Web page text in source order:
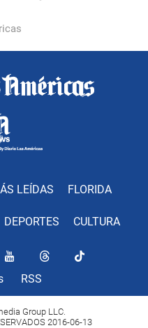
LEÍDAS FLORIDA
DEPORTES CULTURA
RSS
Group LLC.
2016-06-13